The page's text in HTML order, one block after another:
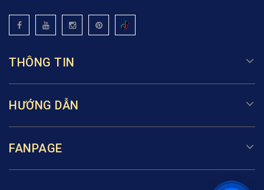
THÔNG TIN
HƯỚNG DẪN
FANPAGE